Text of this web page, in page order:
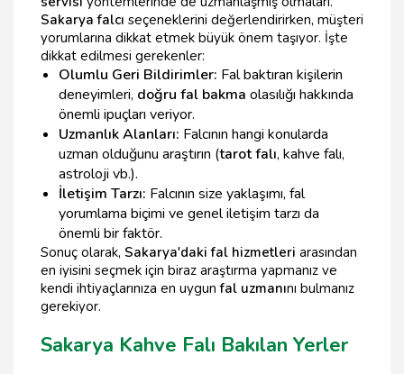
Sakarya falcı seçeneklerini değerlendirirken, müşteri
yorumlarına dikkat etmek büyük önem taşıyor. İşte
dikkat edilmesi gerekenler:
Olumlu Geri Bildirimler: Fal baktıran kişilerin
deneyimleri, doğru fal bakma olasılığı hakkında
önemli ipuçları veriyor.
Uzmanlık Alanları: Falcının hangi konularda
uzman olduğunu araştırın (tarot falı, kahve falı,
astroloji vb.).
İletişim Tarzı: Falcının size yaklaşımı, fal
yorumlama biçimi ve genel iletişim tarzı da
önemli bir faktör.
Sonuç olarak, Sakarya'daki fal hizmetleri arasından
en iyisini seçmek için biraz araştırma yapmanız ve
kendi ihtiyaçlarınıza en uygunfal uzmanını bulmanız
gerekiyor.
Sakarya Kahve Falı Bakılan Yerler